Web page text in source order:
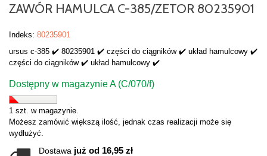
ZAWÓR HAMULCA C-385/ZETOR 80235901
Indeks: 80235901
ursus c-385 ✔️ 80235901 ✔️ części do ciągników ✔️ układ hamulcowy ✔️
części do ciągników ✔️ układ hamulcowy ✔️
Dostępny w magazynie A (C/070/f)
1 szt. w magazynie.
Możesz zamówić większą ilość, jednak czas realizacji może się
wydłużyć.
Dostawa już od 16,95 zł